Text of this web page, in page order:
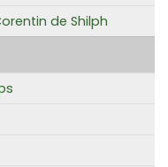
de Shilph